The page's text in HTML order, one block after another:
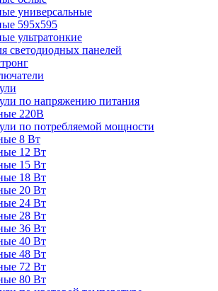
универсальные
595х595
ультратонкие
светодиодных панелей
по напряжению питания
220В
по потребляемой мощности
8 Вт
12 Вт
15 Вт
18 Вт
20 Вт
24 Вт
28 Вт
36 Вт
40 Вт
48 Вт
72 Вт
80 Вт